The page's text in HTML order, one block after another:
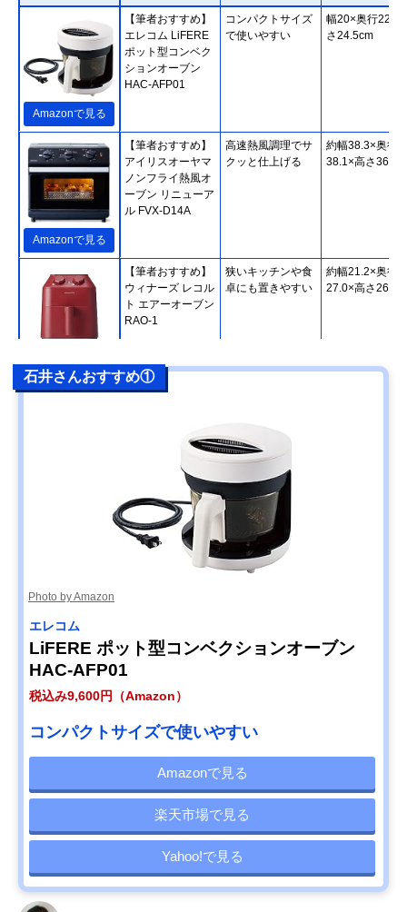
Amazonで見る
【筆者おすすめ】
エレコム LiFERE
ポット型コンベク
ションオーブン
HAC-AFP01
コンパクトサイズ
で使いやすい
幅20×奥行22×高
さ24.5cm
Amazonで見る
【筆者おすすめ】
アイリスオーヤマ
ノンフライ熱風オ
ーブン リニューア
ル FVX-D14A
高速熱風調理でサ
クッと仕上げる
約幅38.3×奥行
38.1×高さ36cm
Amazonで見る
【筆者おすすめ】
ウィナーズ レコル
ト エアーオーブン
RAO-1
狭いキッチンや食
卓にも置きやすい
約幅21.2×奥行
27.0×高さ
SMART ノンフラ
イヤー CAF-
バスケット
石井さんおすすめ①
Photo by Amazon
エレコム
LiFERE ポット型コンベクションオーブン
HAC-AFP01
税込み9,600円（Amazon）
コンパクトサイズで使いやすい
Amazonで見る
楽天市場で見る
Yahoo!で見る